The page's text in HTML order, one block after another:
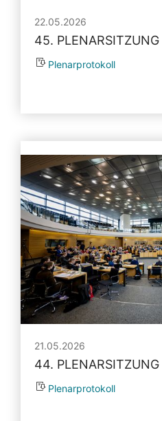
22.05.2026
45. PLENARSITZUNG
Plenarprotokoll
21.05.2026
44. PLENARSITZUNG
Plenarprotokoll